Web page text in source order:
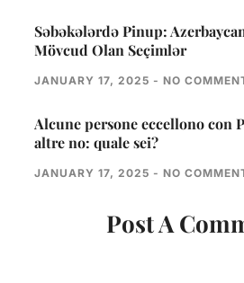
Səbəkələrdə Pinup:
Mövcud Olan Seçimlər
JANUARY 17, 2025 NO
Alcune persone eccellono con
altre no: quale sei?
JANUARY 17, 2025 NO
Post A